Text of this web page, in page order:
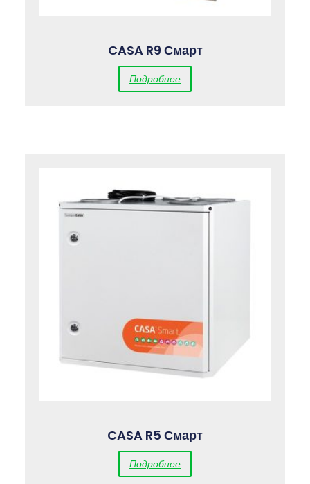
CASA R9 Смарт
Подробнее
CASA R5 Смарт
Подробнее